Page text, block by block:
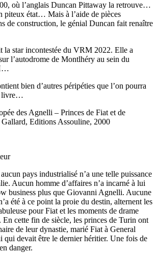
où l’anglais Duncan Pittaway la retrouve…
piteux état… Mais à l’aide de pièces
de construction, le génial Duncan fait renaître
la star incontestée du VRM 2022. Elle a
l’autodrome de Montlhéry au sein du
bien d’autres péripéties que l’on pourra
livre…
des Agnelli – Princes de Fiat et de
Editions Assouline, 2000
pays industrialisé n’a une telle puissance
Aucun homme d’affaires n’a incarné à lui
business plus que Giovanni Agnelli. Aucune
été à ce point la proie du destin, alternent les
pour Fiat et les moments de drame
En cette fin de siècle, les princes de Turin ont
de leur dynastie, marié Fiat à General
qui devait être le dernier héritier. Une fois de
danger.